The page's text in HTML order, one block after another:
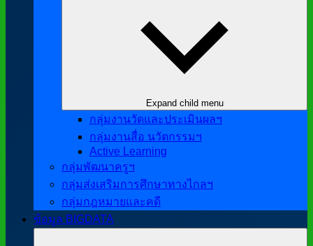
Expand child menu
กลุ่มงานวัดและประเมินผลฯ
กลุ่มงานสื่อ นวัตกรรมฯ
Active Learning
กลุ่มพัฒนาครูฯ
กลุ่มส่งเสริมการศึกษาทางไกลฯ
กลุ่มกฎหมายและคดี
ข้อมูล BIGDATA